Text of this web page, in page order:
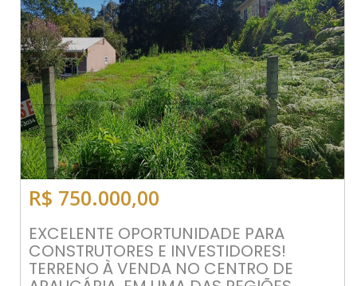
R$ 750.000,00
EXCELENTE OPORTUNIDADE PARA
CONSTRUTORES E INVESTIDORES!
TERRENO À VENDA NO CENTRO DE